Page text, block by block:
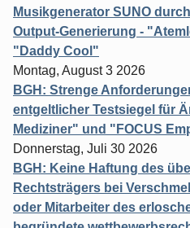
Musikgenerator SUNO
Output-Generierung -
"Daddy Cool"
Montag, August 3 2026
BGH: Strenge
entgeltlicher Testsiegel für
Mediziner" und "FOCUS
Donnerstag, Juli 30 2026
BGH: Keine Haftung des
Rechtsträgers bei
oder Mitarbeiter des